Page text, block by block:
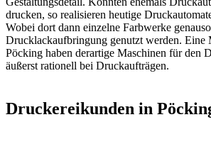
drucken, so realisieren heutige
Wobei dort dann einzelne Farbwerke
Drucklackaufbringung genutzt werden. Eine
Pöcking haben derartige Maschinen für den
äußerst rationell bei Druckaufträgen.
Druckereikunden in